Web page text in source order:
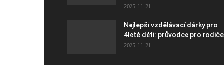
2025-11-21
Nejlepší vzdělávací dárky pro
4leté děti: průvodce pro rodiče
2025-11-21